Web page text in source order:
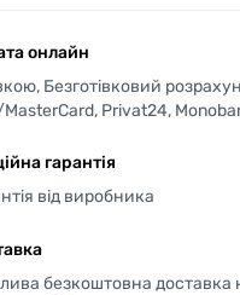
онлайн
Безготівковий
Privat24,
гарантія
від виробника
безкоштовна доставка